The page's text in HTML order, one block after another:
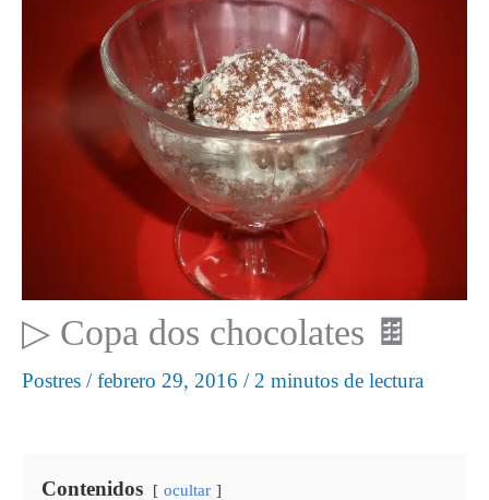
▷ Copa dos chocolates 🍫
Postres /febrero 29, 2016 / 2 minutos de lectura
Contenidos ocultar